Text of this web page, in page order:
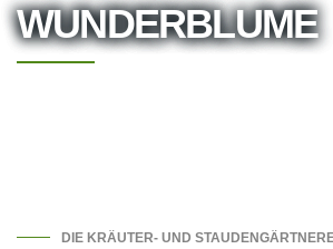
WUNDERBLUME
DIE KRÄUTER- UND